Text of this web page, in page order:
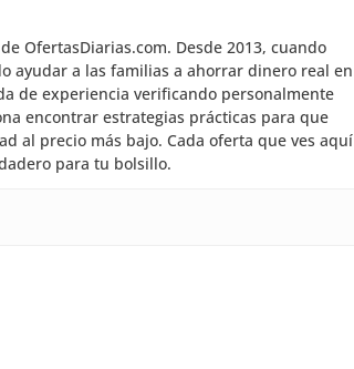
OfertasDiarias.com. Desde 2013, cuando
ayudar a las familias a ahorrar dinero real en
de experiencia verificando personalmente
encontrar estrategias prácticas para que
al precio más bajo. Cada oferta que ves aquí
para tu bolsillo.